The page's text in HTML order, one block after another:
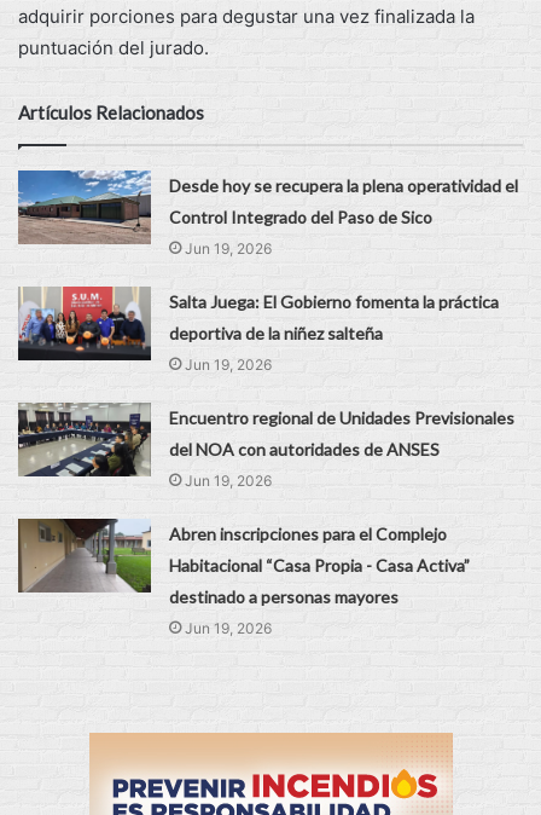
adquirir porciones para degustar una vez finalizada la
puntuación del jurado.
Artículos Relacionados
Desde hoy se recupera la plena operatividad el
Control Integrado del Paso de Sico
Jun 19, 2026
Salta Juega: El Gobierno fomenta la práctica
deportiva de la niñez salteña
Jun 19, 2026
Encuentro regional de Unidades Previsionales
del NOA con autoridades de ANSES
Jun 19, 2026
Abren inscripciones para el Complejo
Habitacional “Casa Propia - Casa Activa”
destinado a personas mayores
Jun 19, 2026